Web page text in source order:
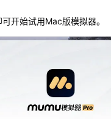
开始试用Mac版模拟器。